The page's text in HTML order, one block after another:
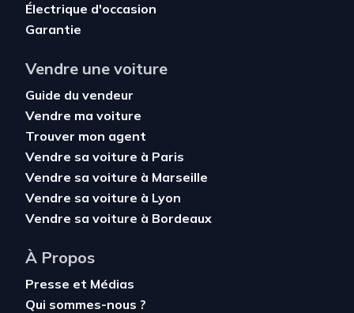
Électrique d'occasion
Garantie
Vendre une voiture
Guide du vendeur
Vendre ma voiture
Trouver mon agent
Vendre sa voiture à Paris
Vendre sa voiture à Marseille
Vendre sa voiture à Lyon
Vendre sa voiture à Bordeaux
À Propos
Presse et Médias
Qui sommes-nous ?